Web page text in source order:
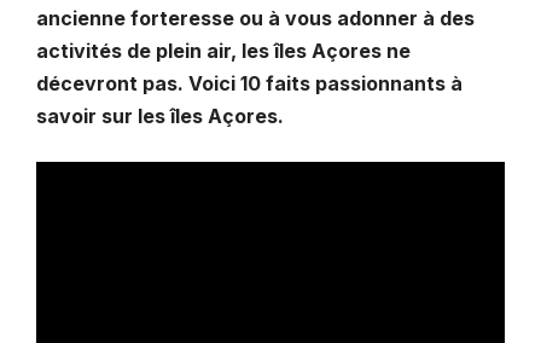
ancienne forteresse ou à vous adonner à des
activités de plein air, les îles Açores ne
décevront pas. Voici 10 faits passionnants à
savoir sur les îles Açores.